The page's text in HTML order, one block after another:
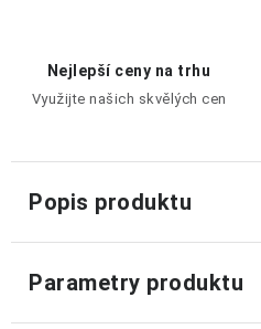
Nejlepší ceny na trhu
Využijte našich skvělých cen
Popis produktu
Parametry produktu